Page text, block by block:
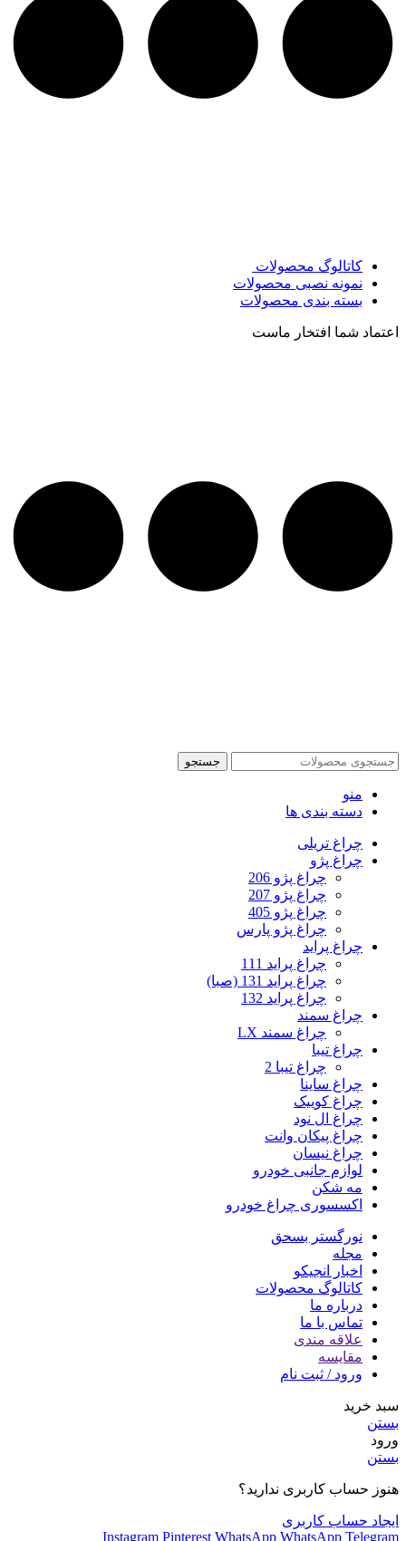
کاتالوگ محصولات
نمونه نصبی محصولات
بسته بندی محصولات
اعتماد شما افتخار ماست
جستجو
منو
دسته بندی ها
چراغ تریلی
چراغ پژو
چراغ پژو 206
چراغ پژو 207
چراغ پژو 405
چراغ پژو پارس
چراغ پراید
چراغ پراید 111
چراغ پراید 131 (صبا)
چراغ پراید 132
چراغ سمند
چراغ سمند LX
چراغ تیبا
چراغ تیبا 2
چراغ ساینا
چراغ کوییک
چراغ ال نود
چراغ پیکان وانت
چراغ نیسان
لوازم جانبی خودرو
مه شکن
اکسسوری چراغ خودرو
نورگستر بسحق
مجله
اخبار انجیکو
کاتالوگ محصولات
درباره ما
تماس با ما
علاقه مندی
مقایسه
ورود / ثبت نام
سبد خرید
بستن
ورود
بستن
هنوز حساب کاربری ندارید؟
ایجاد حساب کاربری
Instagram Pinterest WhatsApp WhatsApp Telegram